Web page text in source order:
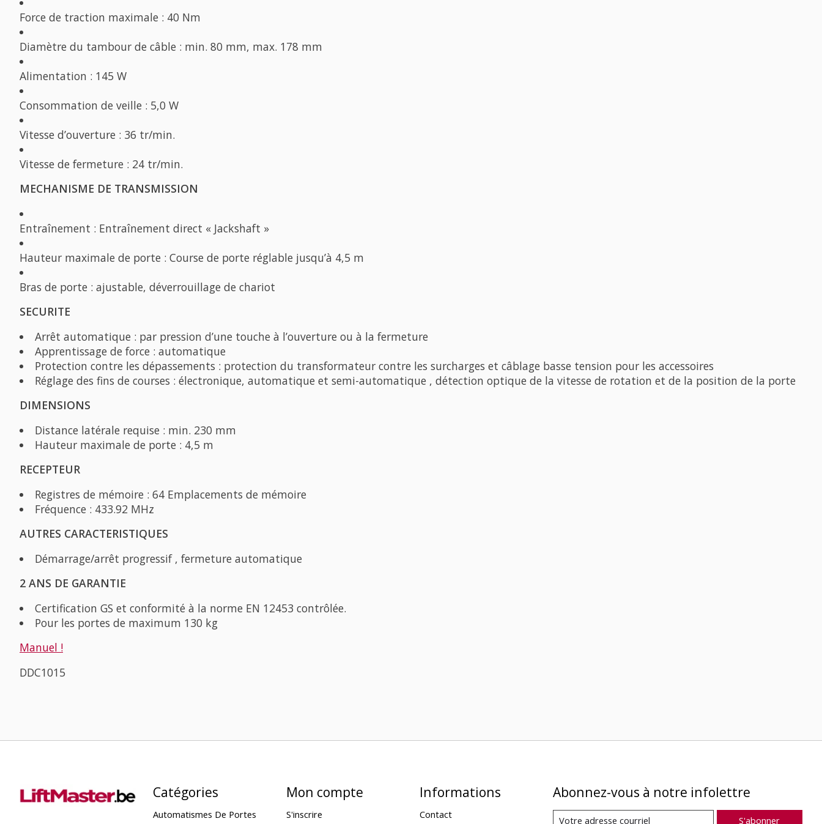
Force de traction maximale : 40 Nm
Diamètre du tambour de câble : min. 80 mm, max. 178 mm
Alimentation : 145 W
Consommation de veille : 5,0 W
Vitesse d’ouverture : 36 tr/min.
Vitesse de fermeture : 24 tr/min.
MECHANISME DE TRANSMISSION
Entraînement : Entraînement direct « Jackshaft »
Hauteur maximale de porte : Course de porte réglable jusqu’à 4,5 m
Bras de porte : ajustable, déverrouillage de chariot
SECURITE
Arrêt automatique : par pression d’une touche à l’ouverture ou à la fermeture
Apprentissage de force : automatique
Protection contre les dépassements : protection du transformateur contre les surcharges et câblage basse tension pour les accessoires
Réglage des fins de courses : électronique, automatique et semi-automatique , détection optique de la vitesse de rotation et de la position de la porte
DIMENSIONS
Distance latérale requise : min. 230 mm
Hauteur maximale de porte : 4,5 m
RECEPTEUR
Registres de mémoire : 64 Emplacements de mémoire
Fréquence : 433.92 MHz
AUTRES CARACTERISTIQUES
Démarrage/arrêt progressif , fermeture automatique
2 ANS DE GARANTIE
Certification GS et conformité à la norme EN 12453 contrôlée.
Pour les portes de maximum 130 kg
Manuel !
DDC1015
Catégories
Automatismes De Portes
Mon compte
S'inscrire
Informations
Contact
Abonnez-vous à notre infolettre
S'abonner